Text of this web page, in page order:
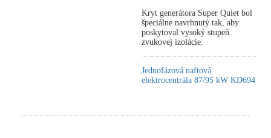
Kryt generátora Super Quiet bol
špeciálne navrhnutý tak, aby
poskytoval vysoký stupeň
zvukovej izolácie.
Jednofázová naftová
elektrocentrála 87/95 kW KD694